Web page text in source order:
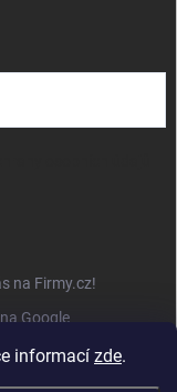
informací zde.
na Firmy.cz!
Google